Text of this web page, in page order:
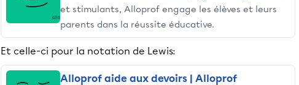
et stimulants, Alloprof engage les élèves et leurs
parents dans la réussite éducative.
Et celle-ci pour la notation de Lewis:
Alloprof aide aux devoirs | Alloprof